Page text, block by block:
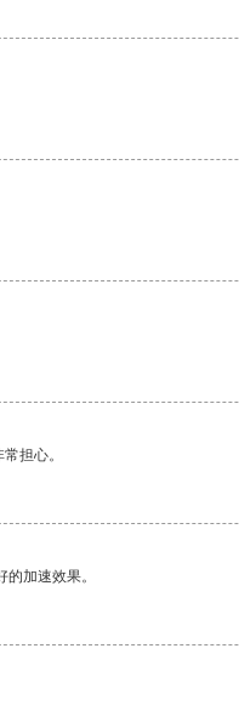
担心。
加速效果。